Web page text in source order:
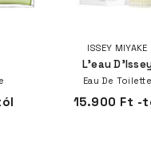
ISSEY MIYAKE
L'eau
Eau De Toilette
15.900 Ft -